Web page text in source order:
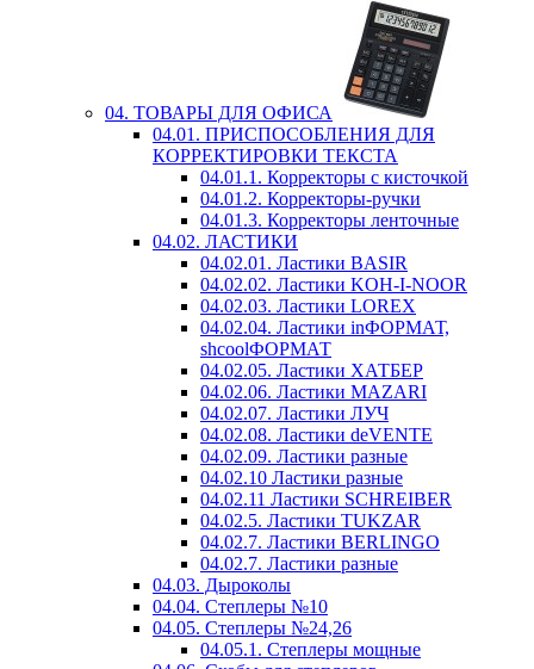
04. ТОВАРЫ ДЛЯ ОФИСА
04.01. ПРИСПОСОБЛЕНИЯ ДЛЯ
КОРРЕКТИРОВКИ ТЕКСТА
04.01.1. Корректоры с кисточкой
04.01.2. Корректоры-ручки
04.01.3. Корректоры ленточные
04.02. ЛАСТИКИ
04.02.01. Ластики BASIR
04.02.02. Ластики KOH-I-NOOR
04.02.03. Ластики LOREX
04.02.04. Ластики inФОРМАТ,
shcoolФОРМАТ
04.02.05. Ластики ХАТБЕР
04.02.06. Ластики MAZARI
04.02.07. Ластики ЛУЧ
04.02.08. Ластики deVENTE
04.02.09. Ластики разные
04.02.10 Ластики разные
04.02.11 Ластики SCHREIBER
04.02.5. Ластики TUKZAR
04.02.7. Ластики BERLINGO
04.02.7. Ластики разные
04.03. Дыроколы
04.04. Степлеры №10
04.05. Степлеры №24,26
04.05.1. Степлеры мощные